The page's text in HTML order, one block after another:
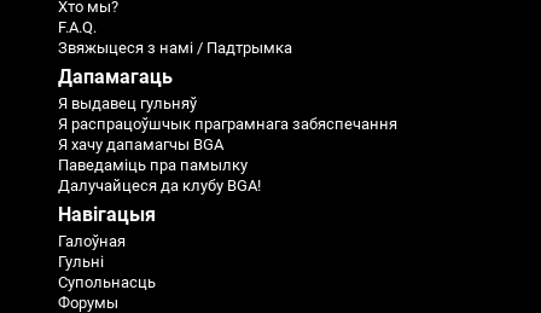
Хто мы?
F.A.Q.
Звяжыцеся з намі / Падтрымка
Дапамагаць
Я выдавец гульняў
Я распрацоўшчык праграмнага забяспечання
Я хачу дапамагчы BGA
Паведаміць пра памылку
Далучайцеся да клубу BGA!
Навігацыя
Галоўная
Гульні
Супольнасць
Форумы